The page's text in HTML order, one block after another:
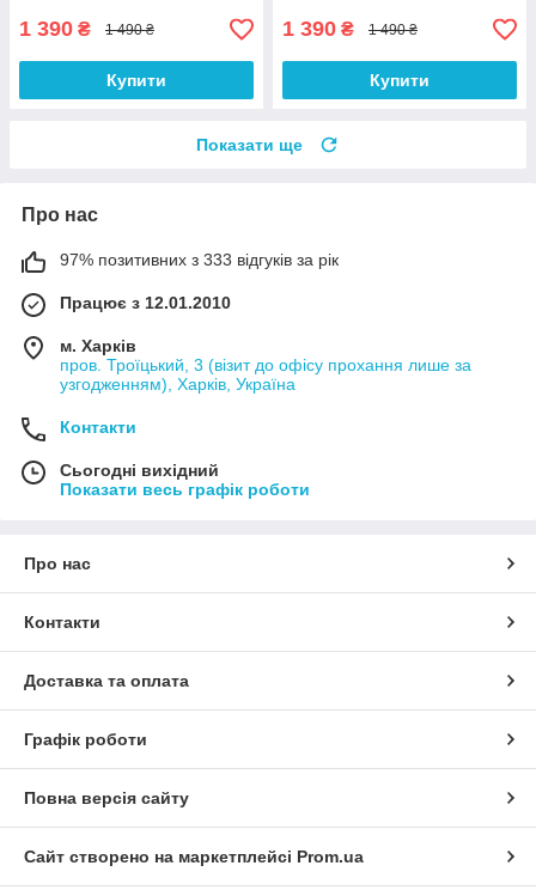
1 390 ₴ 1 490 ₴
Купити
1 390 ₴ 1 490 ₴
Купити
Показати ще
Про нас
97% позитивних з 333 відгуків за рік
Працює з 12.01.2010
м. Харків
пров. Троїцький, 3 (візит до офісу прохання лише за
узгодженням), Харків, Україна
Контакти
Сьогодні вихідний
Показати весь графік роботи
Про нас
Контакти
Доставка та оплата
Графік роботи
Повна версія сайту
Сайт створено на маркетплейсі Prom.ua